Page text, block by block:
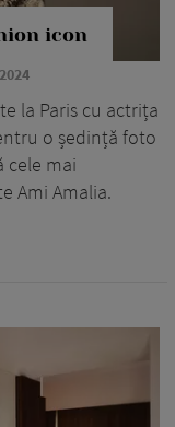
icon
la Paris cu actrița
o ședință foto
cele mai
Ami Amalia.